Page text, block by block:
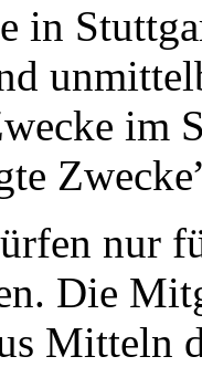
in
im
nur
Die
Mitteln